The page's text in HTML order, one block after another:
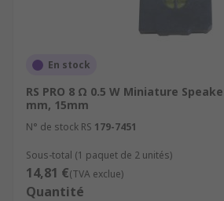
En stock
RS PRO 8 Ω 0.5 W Miniature
mm, 15mm
N° de stock RS 179-7451
Sous-total (1 paquet de 2 unités)
14,81 €(TVA exclue)
Quantité